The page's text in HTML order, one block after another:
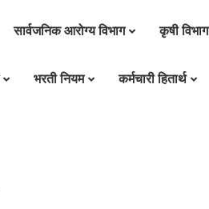
सार्वजनिक आरोग्य विभाग कृषी विभाग
भरती नियम कर्मचारी हितार्थ